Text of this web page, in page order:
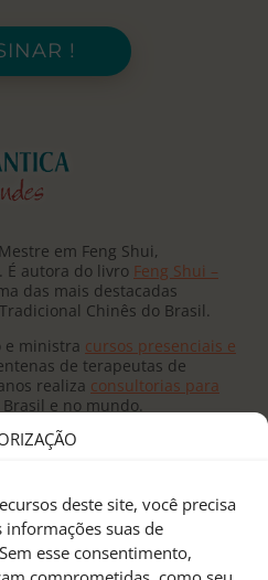
deste site, você precisa
suas de
esse consentimento,
!
em Feng Shui,
É autora do livro Feng Shui –
das mais destacadas
Chinês do Brasil.
e ministra cursos presenciais e
de terapeutas de
realiza consultorias para
Brasil e no mundo.
Yu no Canadá, o
Feng Shui